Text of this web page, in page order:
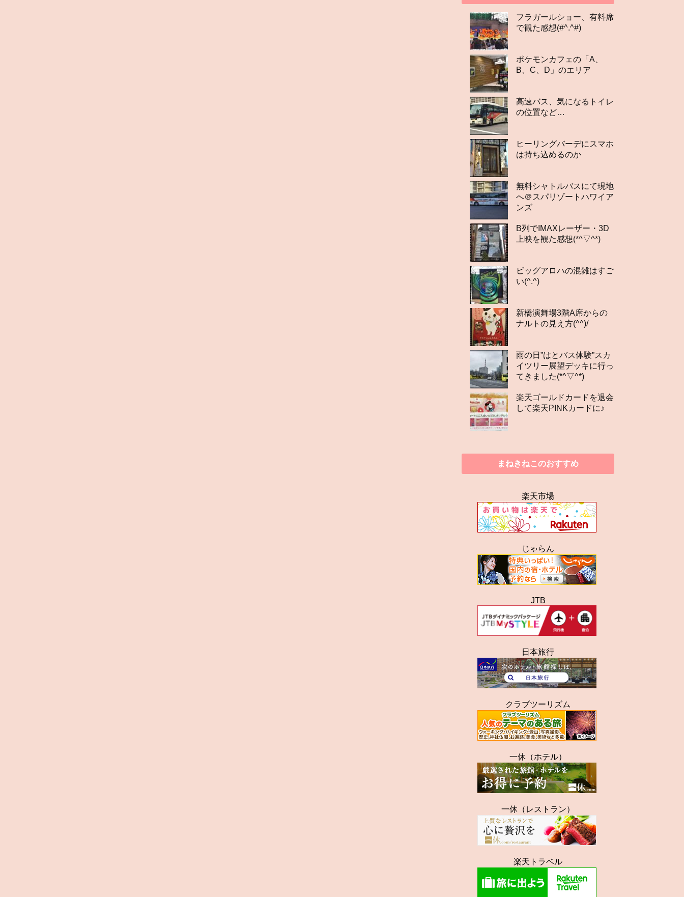
フラガールショー、有料席
で観た感想(#^.^#)
ポケモンカフェの「A、
B、C、D」のエリア
高速バス、気になるトイレ
の位置など…
ヒーリングバーデにスマホ
は持ち込めるのか
無料シャトルバスにて現地
へ＠スパリゾートハワイア
ンズ
B列でIMAXレーザー・3D
上映を観た感想(*^▽^*)
ビッグアロハの混雑はすご
い(^.^)
新橋演舞場3階A席からの
ナルトの見え方(^^)/
雨の日”はとバス体験”スカ
イツリー展望デッキに行っ
てきました(*^▽^*)
楽天ゴールドカードを退会
して楽天PINKカードに♪
まねきねこのおすすめ
楽天市場
じゃらん
JTB
日本旅行
クラブツーリズム
一休（ホテル）
一休（レストラン）
楽天トラベル